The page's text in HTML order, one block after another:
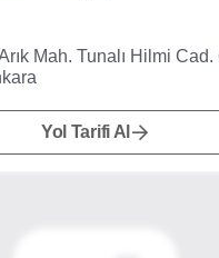
Mah. Tunalı Hilmi Cad.
Yol Tarifi Al